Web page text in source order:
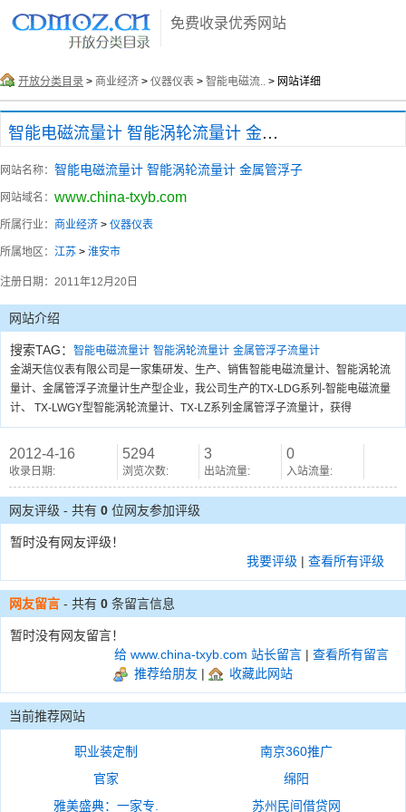
免费收录优秀网站
开放分类目录 > 商业经济 > 仪器仪表 > 智能电磁流.. > 网站详细
智能电磁流量计 智能涡轮流量计 金属管浮子
网站名称： 智能电磁流量计 智能涡轮流量计 金属管浮子
网站域名： www.china-txyb.com
所属行业： 商业经济 > 仪器仪表
所属地区： 江苏 > 淮安市
注册日期： 2011年12月20日
网站介绍
搜索TAG： 智能电磁流量计 智能涡轮流量计 金属管浮子流量计
金湖天信仪表有限公司是一家集研发、生产、销售智能电磁流量计、智能涡轮流
量计、金属管浮子流量计生产型企业，我公司生产的TX-LDG系列-智能电磁流量
计、 TX-LWGY型智能涡轮流量计、TX-LZ系列金属管浮子流量计，获得
2012-4-16
收录日期:
5294
浏览次数:
3
出站流量:
0
入站流量:
网友评级 - 共有 0 位网友参加评级
暂时没有网友评级！
我要评级 | 查看所有评级
网友留言 - 共有 0 条留言信息
暂时没有网友留言！
给 www.china-txyb.com 站长留言 | 查看所有留言
推荐给朋友 | 收藏此网站
当前推荐网站
职业装定制
南京360推广
官家
绵阳
雅美盛典：一家专.
苏州民间借贷网